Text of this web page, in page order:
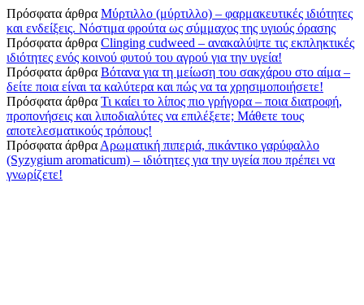
Πρόσφατα άρθρα Μύρτιλλο (μύρτιλλο) – φαρμακευτικές ιδιότητες
και ενδείξεις. Νόστιμα φρούτα ως σύμμαχος της υγιούς όρασης
Πρόσφατα άρθρα Clinging cudweed – ανακαλύψτε τις εκπληκτικές
ιδιότητες ενός κοινού φυτού του αγρού για την υγεία!
Πρόσφατα άρθρα Βότανα για τη μείωση του σακχάρου στο αίμα –
δείτε ποια είναι τα καλύτερα και πώς να τα χρησιμοποιήσετε!
Πρόσφατα άρθρα Τι καίει το λίπος πιο γρήγορα – ποια διατροφή,
προπονήσεις και λιποδιαλύτες να επιλέξετε; Μάθετε τους
αποτελεσματικούς τρόπους!
Πρόσφατα άρθρα Αρωματική πιπεριά, πικάντικο γαρύφαλλο
(Syzygium aromaticum) – ιδιότητες για την υγεία που πρέπει να
γνωρίζετε!